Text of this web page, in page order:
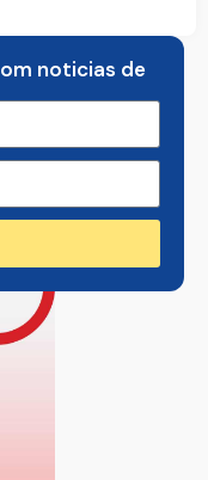
noticias de